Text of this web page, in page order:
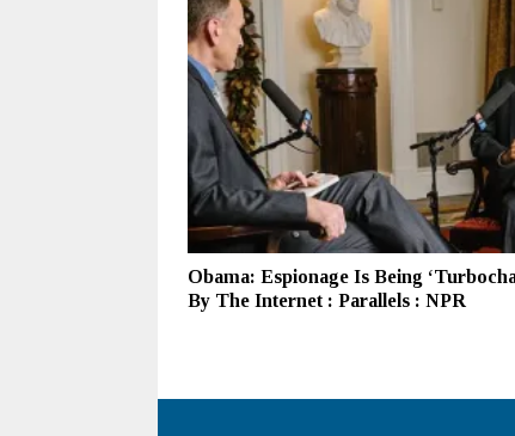
Obama: Espionage Is Being
By The Internet : Parallels : NPR